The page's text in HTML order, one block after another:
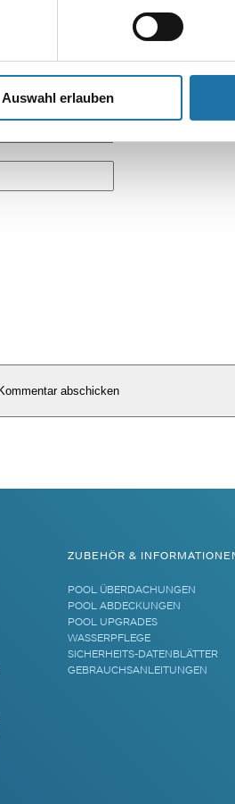
Auswahl erlauben
ZUBEHÖR &
POOL ÜBERDACHUNGEN
POOL ABDECKUNGEN
POOL UPGRADES
WASSERPFLEGE
SICHERHEITS-DATENBLÄTTER
GEBRAUCHSANLEITUNGEN